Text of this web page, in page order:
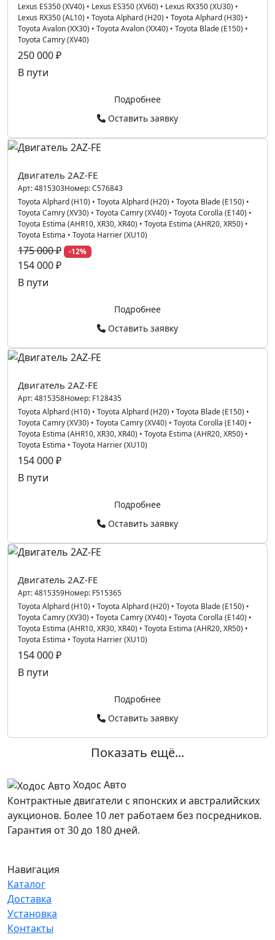
Lexus ES350 (XV40) • Lexus ES350 (XV60) • Lexus RX350 (XU30) •
Lexus RX350 (AL10) • Toyota Alphard (H20) • Toyota Alphard (H30) •
Toyota Avalon (XX30) • Toyota Avalon (XX40) • Toyota Blade (E150) •
Toyota Camry (XV40)
250 000 ₽
В пути
Подробнее
Оставить заявку
Двигатель 2AZ-FE
Арт:4815303Номер:C576843
Toyota Alphard (H10) • Toyota Alphard (H20) • Toyota Blade (E150) •
Toyota Camry (XV30) • Toyota Camry (XV40) • Toyota Corolla (E140) •
Toyota Estima (AHR10, XR30, XR40) • Toyota Estima (AHR20, XR50) •
Toyota Estima • Toyota Harrier (XU10)
175 000 ₽ -12%
154 000 ₽
В пути
Подробнее
Оставить заявку
Двигатель 2AZ-FE
Арт:4815358Номер: F128435
Toyota Alphard (H10) • Toyota Alphard (H20) • Toyota Blade (E150) •
Toyota Camry (XV30) • Toyota Camry (XV40) • Toyota Corolla (E140) •
Toyota Estima (AHR10, XR30, XR40) • Toyota Estima (AHR20, XR50) •
Toyota Estima • Toyota Harrier (XU10)
154 000 ₽
В пути
Подробнее
Оставить заявку
Двигатель 2AZ-FE
Арт:4815359Номер: F515365
Toyota Alphard (H10) • Toyota Alphard (H20) • Toyota Blade (E150) •
Toyota Camry (XV30) • Toyota Camry (XV40) • Toyota Corolla (E140) •
Toyota Estima (AHR10, XR30, XR40) • Toyota Estima (AHR20, XR50) •
Toyota Estima • Toyota Harrier (XU10)
154 000 ₽
В пути
Подробнее
Оставить заявку
Показать ещё...
Ходос Авто
Контрактные двигатели с японских и австралийских
аукционов. Более 10 лет работаем без посредников.
Гарантия от 30 до 180 дней.
Навигация
Каталог
Доставка
Установка
Контакты